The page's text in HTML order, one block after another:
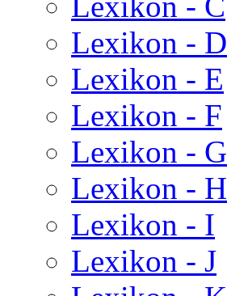
Lexikon - D
Lexikon - E
Lexikon - F
Lexikon - G
Lexikon - H
Lexikon - I
Lexikon - J